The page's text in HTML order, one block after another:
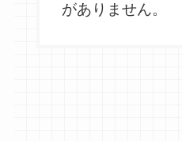
がありません。